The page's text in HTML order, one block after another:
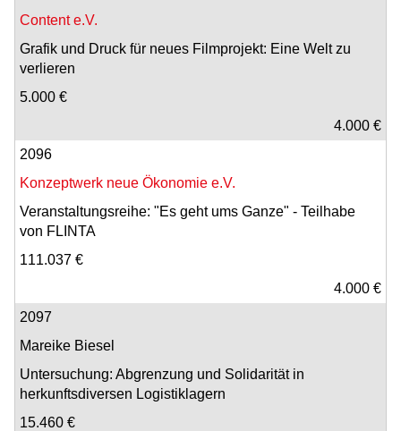
Content e.V.
Grafik und Druck für neues Filmprojekt: Eine Welt zu
verlieren
5.000 €
4.000 €
2096
Konzeptwerk neue Ökonomie e.V.
Veranstaltungsreihe: "Es geht ums Ganze" - Teilhabe
von FLINTA
111.037 €
4.000 €
2097
Mareike Biesel
Untersuchung: Abgrenzung und Solidarität in
herkunftsdiversen Logistiklagern
15.460 €